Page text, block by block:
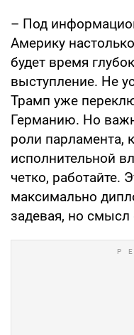
– Под
Америку
будет время
выступление. Не
Трамп уже
Германию. Но
роли парламента,
исполнительной
четко, работайте.
максимально
задевая, но смысл